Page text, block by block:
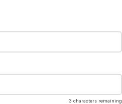
3 characters remaining